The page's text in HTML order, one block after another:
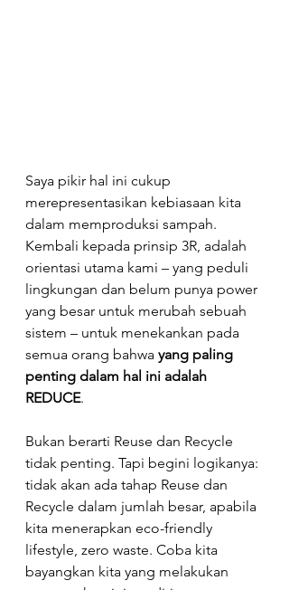
Saya pikir hal ini cukup
merepresentasikan kebiasaan kita
dalam memproduksi sampah.
Kembali kepada prinsip 3R, adalah
orientasi utama kami – yang peduli
lingkungan dan belum punya power
yang besar untuk merubah sebuah
sistem – untuk menekankan pada
semua orang bahwa yang paling
penting dalam hal ini adalah
REDUCE.
Bukan berarti Reuse dan Recycle
tidak penting. Tapi begini logikanya:
tidak akan ada tahap Reuse dan
Recycle dalam jumlah besar, apabila
kita menerapkan eco-friendly
lifestyle, zero waste. Coba kita
bayangkan kita yang melakukan